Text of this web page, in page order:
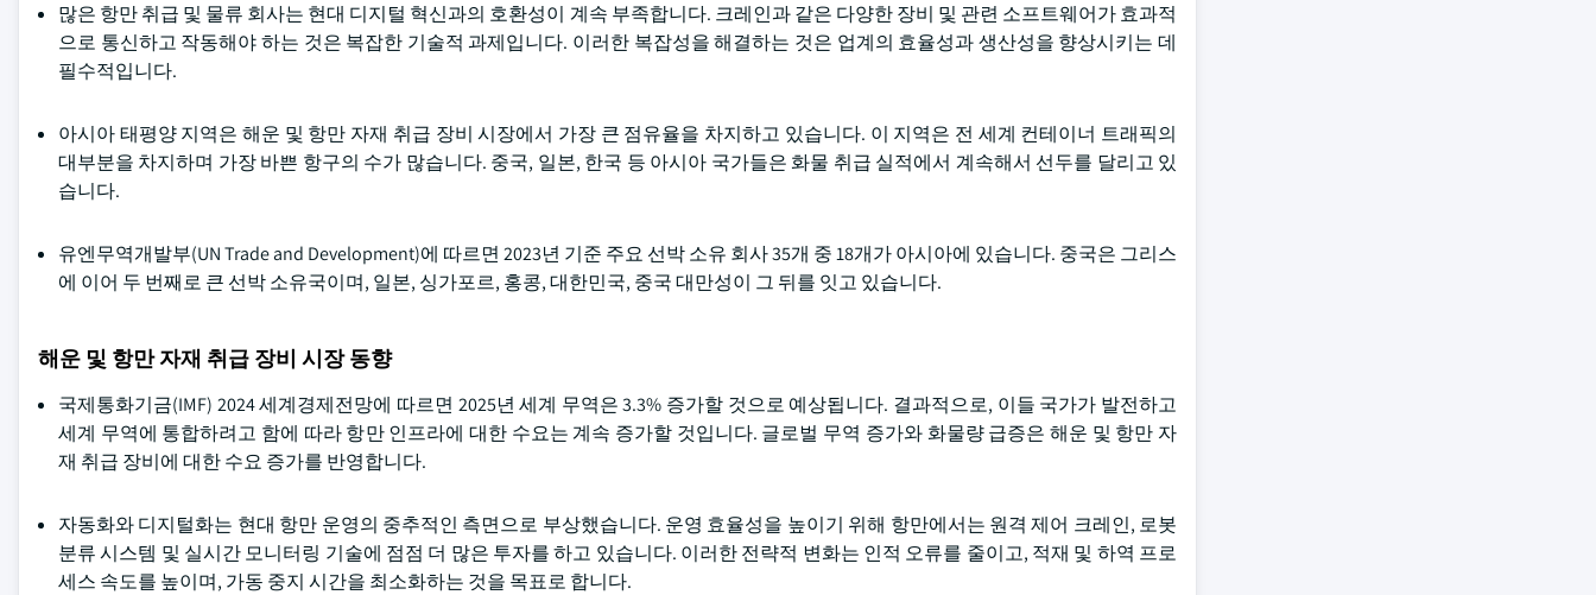
많은 항만 취급 및 물류 회사는 현대 디지털 혁신과의 호환성이 계속 부족합니다. 크레인과 같은 다양한 장비 및 관련 소프트웨어가 효과적
으로 통신하고 작동해야 하는 것은 복잡한 기술적 과제입니다. 이러한 복잡성을 해결하는 것은 업계의 효율성과 생산성을 향상시키는 데
필수적입니다.
아시아 태평양 지역은 해운 및 항만 자재 취급 장비 시장에서 가장 큰 점유율을 차지하고 있습니다. 이 지역은 전 세계 컨테이너 트래픽의
대부분을 차지하며 가장 바쁜 항구의 수가 많습니다. 중국, 일본, 한국 등 아시아 국가들은 화물 취급 실적에서 계속해서 선두를 달리고 있
습니다.
유엔무역개발부(UN Trade and Development)에 따르면 2023년 기준 주요 선박 소유 회사 35개 중 18개가 아시아에 있습니다. 중국은 그리스
에 이어 두 번째로 큰 선박 소유국이며, 일본, 싱가포르, 홍콩, 대한민국, 중국 대만성이 그 뒤를 잇고 있습니다.
해운 및 항만 자재 취급 장비 시장 동향
국제통화기금(IMF) 2024 세계경제전망에 따르면 2025년 세계 무역은 3.3% 증가할 것으로 예상됩니다. 결과적으로, 이들 국가가 발전하고
세계 무역에 통합하려고 함에 따라 항만 인프라에 대한 수요는 계속 증가할 것입니다. 글로벌 무역 증가와 화물량 급증은 해운 및 항만 자
재 취급 장비에 대한 수요 증가를 반영합니다.
자동화와 디지털화는 현대 항만 운영의 중추적인 측면으로 부상했습니다. 운영 효율성을 높이기 위해 항만에서는 원격 제어 크레인, 로봇
분류 시스템 및 실시간 모니터링 기술에 점점 더 많은 투자를 하고 있습니다. 이러한 전략적 변화는 인적 오류를 줄이고, 적재 및 하역 프로
세스 속도를 높이며, 가동 중지 시간을 최소화하는 것을 목표로 합니다.